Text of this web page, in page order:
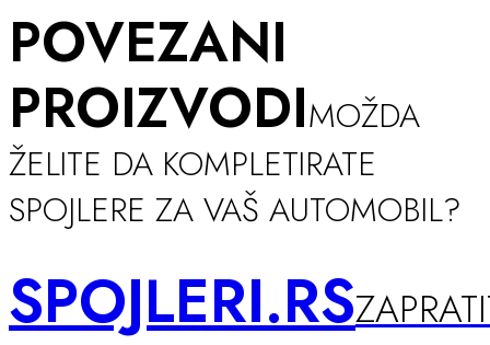
RS
8J
količina
POVEZANI
PROIZVODIMOŽDA
ŽELITE DA KOMPLETIRATE
SPOJLERE ZA VAŠ AUTOMOBIL?
SPOJLERI.RS